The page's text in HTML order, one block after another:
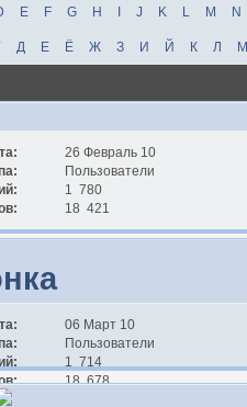
E F G H J K M N
Д Е Ё Ж З И Й К Л
М
26 Февраль 10
Пользователи
1 780
18 421
06 Март 10
Пользователи
1 714
18 678